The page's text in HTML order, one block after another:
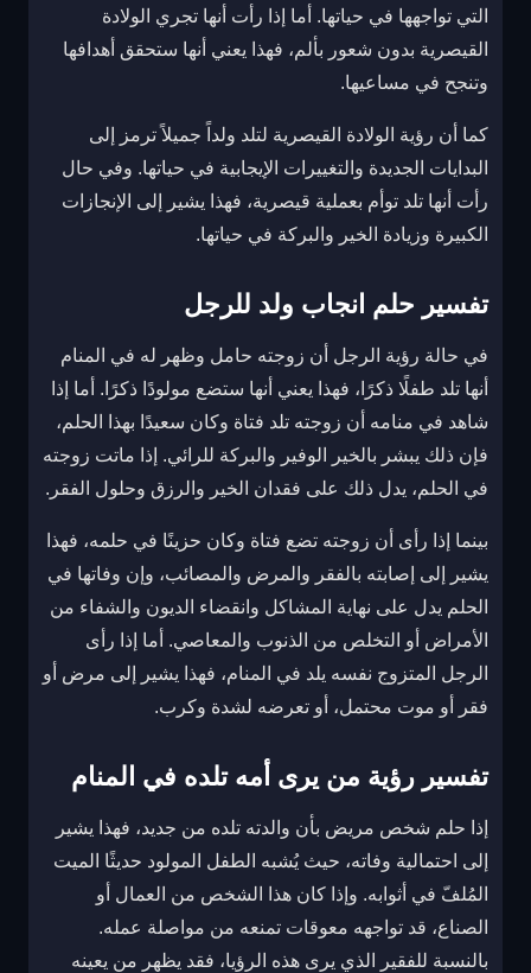
التي تواجهها في حياتها. أما إذا رأت أنها تجري الولادة
القيصرية بدون شعور بألم، فهذا يعني أنها ستحقق أهدافها
وتنجح في مساعيها.
كما أن رؤية الولادة القيصرية لتلد ولداً جميلاً ترمز إلى
البدايات الجديدة والتغييرات الإيجابية في حياتها. وفي حال
رأت أنها تلد توأم بعملية قيصرية، فهذا يشير إلى الإنجازات
الكبيرة وزيادة الخير والبركة في حياتها.
تفسير حلم انجاب ولد للرجل
في حالة رؤية الرجل أن زوجته حامل وظهر له في المنام
أنها تلد طفلًا ذكرًا، فهذا يعني أنها ستضع مولودًا ذكرًا. أما إذا
شاهد في منامه أن زوجته تلد فتاة وكان سعيدًا بهذا الحلم،
فإن ذلك يبشر بالخير الوفير والبركة للرائي. إذا ماتت زوجته
في الحلم، يدل ذلك على فقدان الخير والرزق وحلول الفقر.
بينما إذا رأى أن زوجته تضع فتاة وكان حزينًا في حلمه، فهذا
يشير إلى إصابته بالفقر والمرض والمصائب، وإن وفاتها في
الحلم يدل على نهاية المشاكل وانقضاء الديون والشفاء من
الأمراض أو التخلص من الذنوب والمعاصي. أما إذا رأى
الرجل المتزوج نفسه يلد في المنام، فهذا يشير إلى مرض أو
فقر أو موت محتمل، أو تعرضه لشدة وكرب.
تفسير رؤية من يرى أمه تلده في المنام
إذا حلم شخص مريض بأن والدته تلده من جديد، فهذا يشير
إلى احتمالية وفاته، حيث يُشبه الطفل المولود حديثًا الميت
المُلفّ في أثوابه. وإذا كان هذا الشخص من العمال أو
الصناع، قد تواجهه معوقات تمنعه من مواصلة عمله.
بالنسبة للفقير الذي يرى هذه الرؤيا، فقد يظهر من يعينه